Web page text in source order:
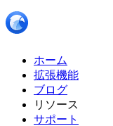
ホーム
拡張機能
ブログ
リソース
サポート